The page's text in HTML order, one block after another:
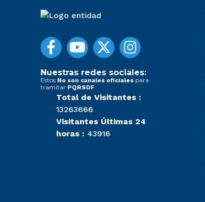
Nuestras redes sociales:
Estos No son canales oficiales para
tramitar PQRSDF
Total de Visitantes :
13263666
Visitantes Últimas 24
horas : 43916